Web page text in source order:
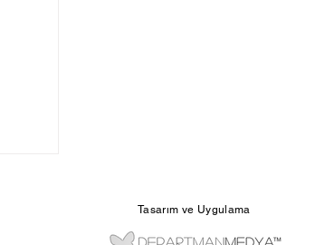
Tasarım ve Uygulama